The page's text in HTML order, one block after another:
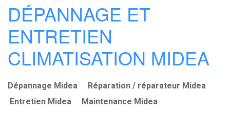
DÉPANNAGE ET
ENTRETIEN
CLIMATISATION MIDEA
Dépannage Midea Réparation / réparateur Midea
Entretien Midea Maintenance Midea